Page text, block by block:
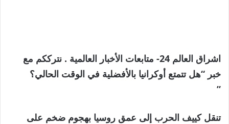
اشراق العالم 24- متابعات الأخبار العالمية . نترككم مع
خبر “هل تتمتع أوكرانيا بالأفضلية في الوقت الحالي؟
”
تنقل كييف الحرب إلى عمق روسيا بهجوم ضخم على